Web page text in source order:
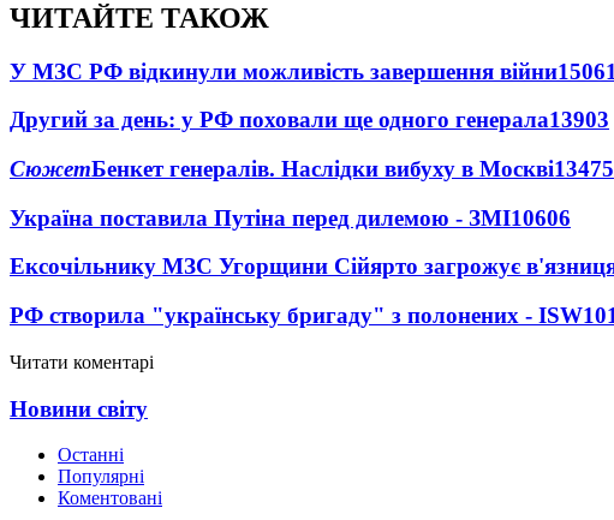
ЧИТАЙТЕ ТАКОЖ
У МЗС РФ відкинули можливість завершення війни15061
Другий за день: у РФ поховали ще одного генерала13903
СюжетБенкет генералів. Наслідки вибуху в Москві13475
Україна поставила Путіна перед дилемою - ЗМІ10606
Ексочільнику МЗС Угорщини Сійярто загрожує
РФ створила "українську бригаду" з полонених - ISW
Читати коментарі
Новини світу
Останні
Популярні
Коментовані